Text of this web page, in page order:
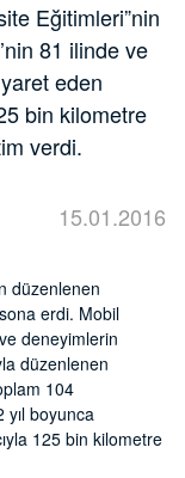
Eğitimleri”nin
81 ilinde ve
eden
bin kilometre
verdi.
15.01.2016
düzenlenen
sona erdi. Mobil
deneyimlerin
düzenlenen
104
yıl boyunca
125 bin kilometre